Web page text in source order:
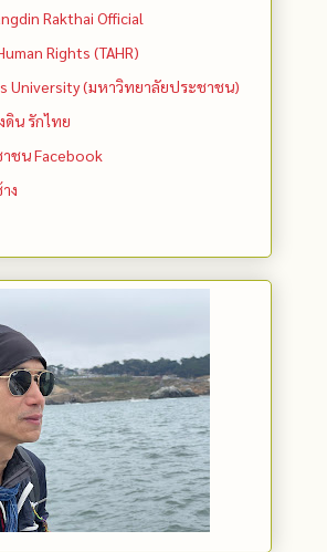
Rakthai Official
Rights (TAHR)
University (มหาวิทยาลัยประชาชน)
ดิน รักไทย
ชน Facebook
ง